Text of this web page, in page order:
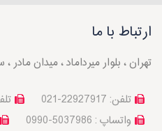
ارتباط با ما
تهران ، بلوار میرداماد ، میدان مادر ،
تلفن:
تلفن: 22927917-021
واتساپ : 5037986-0990